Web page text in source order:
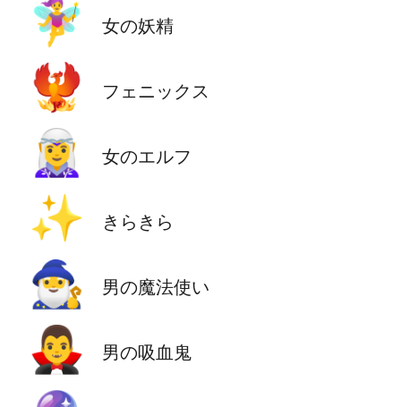
🧚‍♀️ 女の妖精
🐦‍🔥 フェニックス
🧝‍♀️ 女のエルフ
✨ きらきら
🧙‍♂️ 男の魔法使い
🧛‍♂️ 男の吸血鬼